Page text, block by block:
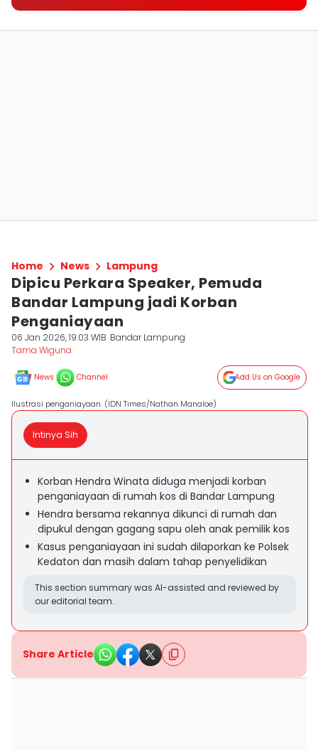
Home News Lampung
Dipicu Perkara Speaker, Pemuda
Bandar Lampung jadi Korban
Penganiayaan
06 Jan 2026, 19:03 WIB Bandar Lampung
Tama Wiguna
News Channel Add Us on Google
Ilustrasi penganiayaan. (IDN Times/Nathan Manaloe)
Intinya Sih
Korban Hendra Winata diduga menjadi korban
penganiayaan di rumah kos di Bandar Lampung
Hendra bersama rekannya dikunci di rumah dan
dipukul dengan gagang sapu oleh anak pemilik kos
Kasus penganiayaan ini sudah dilaporkan ke Polsek
Kedaton dan masih dalam tahap penyelidikan
This section summary was AI-assisted and reviewed by
our editorial team.
Share Article